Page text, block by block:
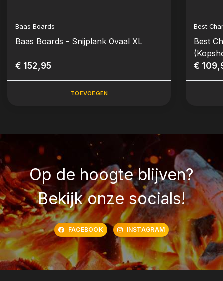
Baas Boards
Baas Boards - Snijplank Ovaal XL
€ 152,95
TOEVOEGEN
Best
Best
€
Op de hoogte blijven?
Bekijk onze socials!
FACEBOOK INSTAGRAM